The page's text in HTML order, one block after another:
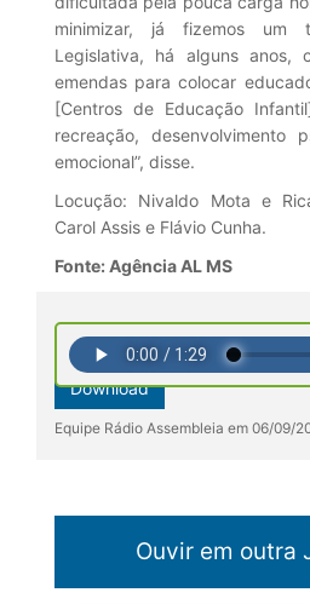
minimizar, já fizemos um
Legislativa, há alguns anos,
emendas para colocar
[Centros de Educação
recreação, desenvolvimento
emocional”, disse.
Locução: Nivaldo Mota e
Carol Assis e Flávio Cunha.
Fonte: Agência AL MS
Download
Equipe Rádio Assembleia em 06/09/
Ouvir em outra